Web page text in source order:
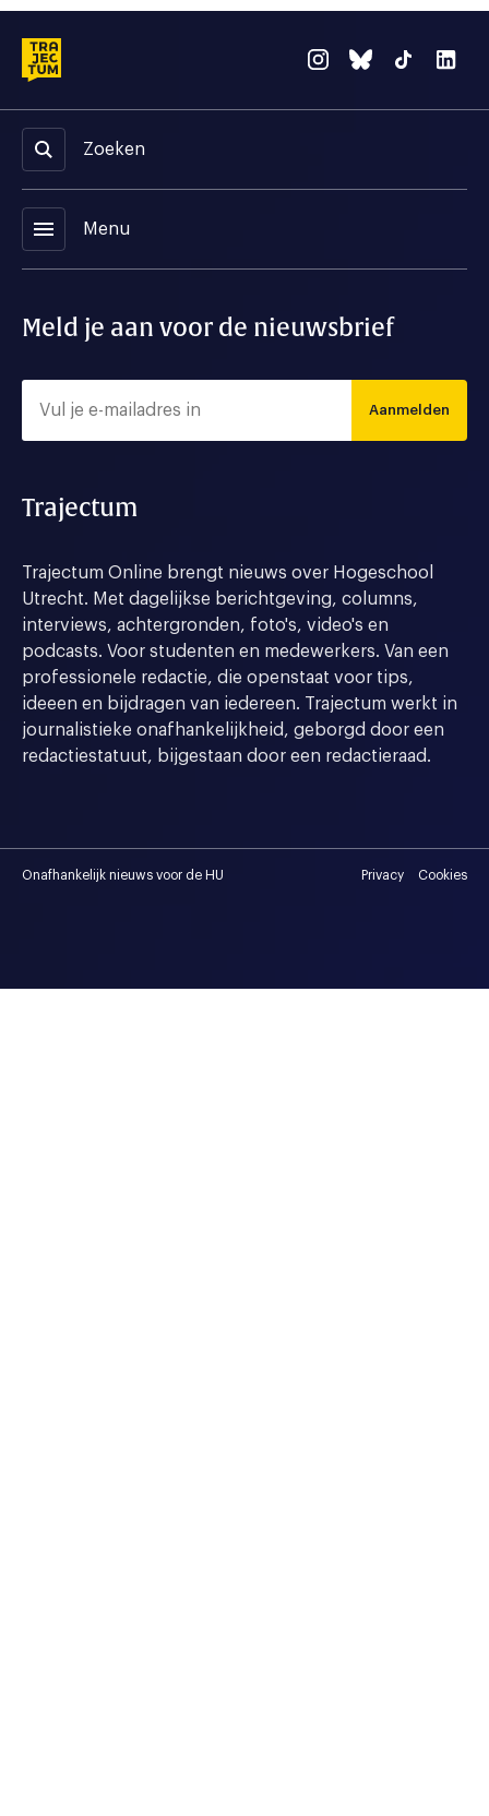
Zoeken
menu Menu
Meld je aan voor de nieuwsbrief
Aanmelden
Trajectum
Trajectum Online brengt nieuws over Hogeschool
Utrecht. Met dagelijkse berichtgeving, columns,
interviews, achtergronden, foto's, video's en
podcasts. Voor studenten en medewerkers. Van een
professionele redactie, die openstaat voor tips,
ideeen en bijdragen van iedereen. Trajectum werkt in
journalistieke onafhankelijkheid, geborgd door een
redactiestatuut, bijgestaan door een redactieraad.
Onafhankelijk nieuws voor de HU Privacy Cookies